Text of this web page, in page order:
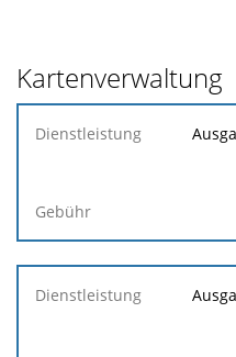
Kartenverwaltung
Dienstleistung